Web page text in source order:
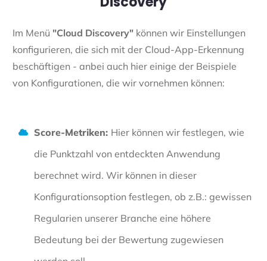
Im Menü "Cloud Discovery" können wir Einstellungen
konfigurieren, die sich mit der Cloud-App-Erkennung
beschäftigen - anbei auch hier einige der Beispiele
von Konfigurationen, die wir vornehmen können:
Score-Metriken: Hier können wir festlegen, wie
die Punktzahl von entdeckten Anwendung
berechnet wird. Wir können in dieser
Konfigurationsoption festlegen, ob z.B.: gewissen
Regularien unserer Branche eine höhere
Bedeutung bei der Bewertung zugewiesen